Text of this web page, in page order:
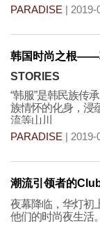
PARADISE | 2019-
韩国时尚之根——
STORIES
“韩服”是韩民族传
族情怀的化身，浸
流等山川
PARADISE | 2019-
潮流引领者的
夜幕降临，华灯初
他们的时尚夜生活